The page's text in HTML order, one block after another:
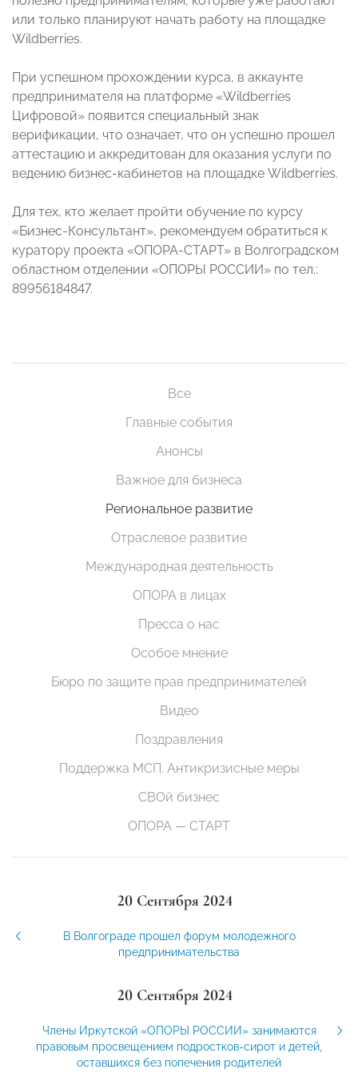
или только планируют начать работу на площадке
Wildberries.
При успешном прохождении курса, в аккаунте
предпринимателя на платформе «Wildberries
Цифровой» появится специальный знак
верификации, что означает, что он успешно прошел
аттестацию и аккредитован для оказания услуги по
ведению бизнес-кабинетов на площадке Wildberries.
Для тех, кто желает пройти обучение по курсу
«Бизнес-Консультант», рекомендуем обратиться к
куратору проекта «ОПОРА-СТАРТ» в Волгоградском
областном отделении «ОПОРЫ РОССИИ» по тел.:
89956184847.
Все
Главные события
Анонсы
Важное для бизнеса
Региональное развитие
Отраслевое развитие
Международная деятельность
ОПОРА в лицах
Пресса о нас
Особое мнение
Бюро по защите прав предпринимателей
Видео
Поздравления
Поддержка МСП. Антикризисные меры
СВОй бизнес
ОПОРА — СТАРТ
20 Сентября 2024
В Волгограде прошел форум молодежного
предпринимательства
20 Сентября 2024
Члены Иркутской «ОПОРЫ РОССИИ» занимаются
правовым просвещением подростков-сирот и детей,
оставшихся без попечения родителей